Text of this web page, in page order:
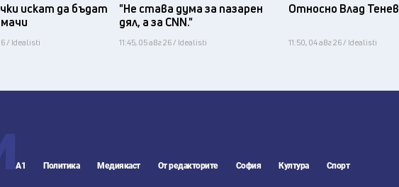
искат да бъдат
/ Idealisti
"Не става дума за пазарен
дял, а за CNN."
11:45, 05 авг 26 / Idealisti
Относно Влад Тенев
11:50, 04 авг 26 / Idealisti
А1 Политика Медиякаст От редакторите София Култура
Спорт